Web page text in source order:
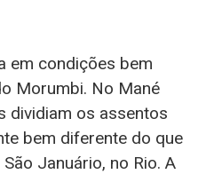
em condições bem
Morumbi. No Mané
dividiam os assentos
bem diferente do que
Januário, no Rio. A